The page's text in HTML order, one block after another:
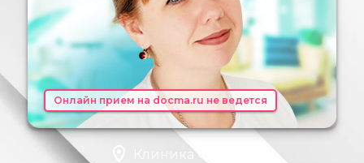
Онлайн прием на docma.ru не ведется
Клиника Фомина